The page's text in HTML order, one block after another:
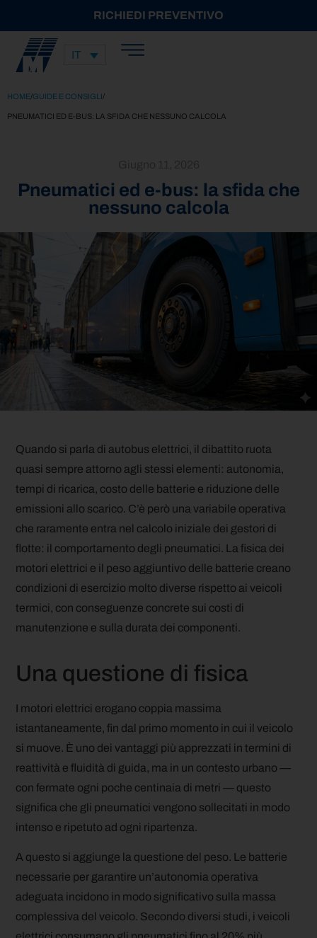
RICHIEDI PREVENTIVO
IT
HOME/GUIDE E CONSIGLI/
PNEUMATICI ED E-BUS: LA SFIDA CHE NESSUNO CALCOLA
Pneumatici ed e-bus: la sfida che
nessuno calcola
Quando si parla di autobus elettrici, il dibattito ruota
quasi sempre attorno agli stessi elementi: autonomia,
tempi di ricarica, costo delle batterie e riduzione delle
emissioni allo scarico. C’è però una variabile operativa
che raramente entra nel calcolo iniziale dei gestori di
flotte: il comportamento degli pneumatici. La fisica dei
motori elettrici e il peso aggiuntivo delle batterie creano
condizioni di esercizio molto diverse rispetto ai veicoli
termici, con conseguenze concrete sui costi di
manutenzione e sulla durata dei componenti.
Una questione di fisica
I motori elettrici erogano coppia massima
istantaneamente, fin dal primo momento in cui il veicolo
si muove. È uno dei vantaggi più apprezzati in termini di
reattività e fluidità di guida, ma in un contesto urbano —
con fermate ogni poche centinaia di metri — questo
significa che gli pneumatici vengono sollecitati in modo
intenso e ripetuto ad ogni ripartenza.
A questo si aggiunge la questione del peso. Le batterie
necessarie per garantire un’autonomia operativa
adeguata incidono in modo significativo sulla massa
complessiva del veicolo. Secondo diversi studi, i veicoli